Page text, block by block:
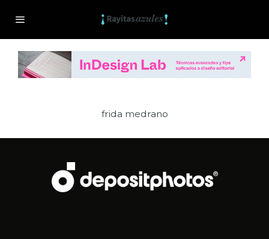
frida medrano